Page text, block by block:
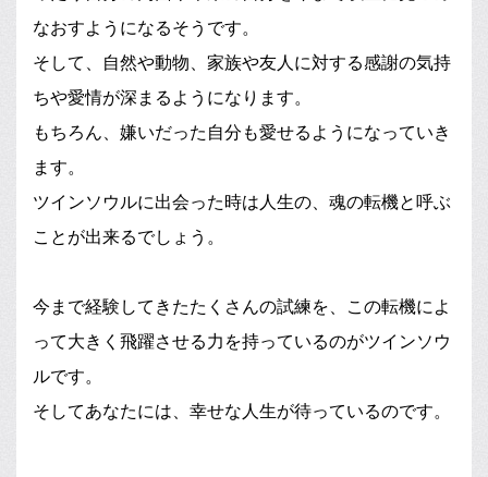
なおすようになるそうです。
そして、自然や動物、家族や友人に対する感謝の気持
ちや愛情が深まるようになります。
もちろん、嫌いだった自分も愛せるようになっていき
ます。
ツインソウルに出会った時は人生の、魂の転機と呼ぶ
ことが出来るでしょう。
今まで経験してきたたくさんの試練を、この転機によ
って大きく飛躍させる力を持っているのがツインソウ
ルです。
そしてあなたには、幸せな人生が待っているのです。